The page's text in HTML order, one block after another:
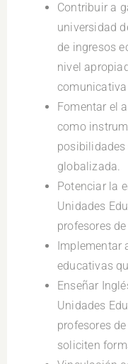
Contribuir a
universidad
de ingresos
nivel
Fomentar el
como
globalizada.
Potenciar la
Unidades
profesores
Implementar
educativas
Enseñar
Unidades
profesores
soliciten